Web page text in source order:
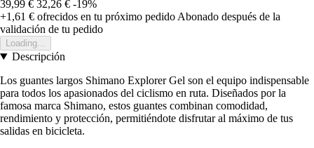
39,99 € 32,26 € -19%
+1,61 € ofrecidos en tu próximo pedido Abonado después de la
validación de tu pedido
Loading...
Descripción
Los guantes largos Shimano Explorer Gel son el equipo indispensable
para todos los apasionados del ciclismo en ruta. Diseñados por la
famosa marca Shimano, estos guantes combinan comodidad,
rendimiento y protección, permitiéndote disfrutar al máximo de tus
salidas en bicicleta.